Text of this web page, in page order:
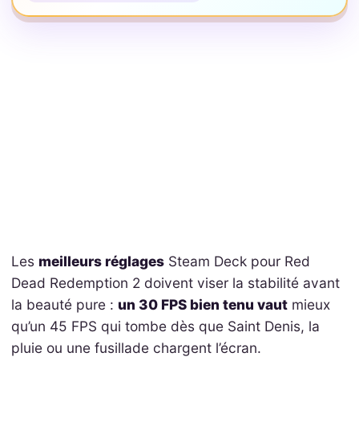
Les meilleurs réglagesSteam Deck pour Red
Dead Redemption 2 doivent viser la stabilité avant
la beauté pure : un 30 FPS bien tenu vautmieux
qu’un 45 FPS qui tombe dès que Saint Denis, la
pluie ou une fusillade chargent l’écran.